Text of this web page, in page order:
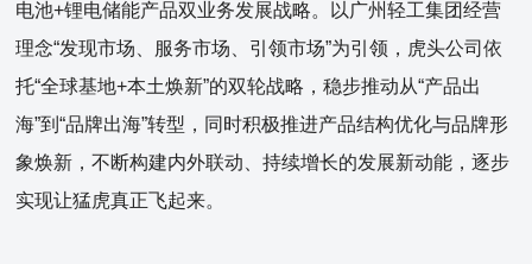
电池+锂电储能产品双业务发展战略。以广州轻工集团经营
理念“发现市场、服务市场、引领市场”为引领，虎头公司依
托“全球基地+本土焕新”的双轮战略，稳步推动从“产品出
海”到“品牌出海”转型，同时积极推进产品结构优化与品牌形
象焕新，不断构建内外联动、持续增长的发展新动能，逐步
实现让猛虎真正飞起来。